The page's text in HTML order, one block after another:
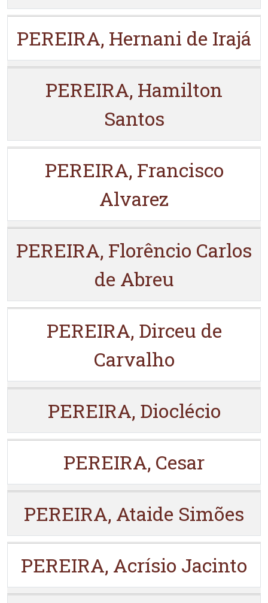
PEREIRA, Hernani de Irajá
PEREIRA, Hamilton
Santos
PEREIRA, Francisco
Alvarez
PEREIRA, Florêncio Carlos
de Abreu
PEREIRA, Dirceu de
Carvalho
PEREIRA, Dioclécio
PEREIRA, Cesar
PEREIRA, Ataide Simões
PEREIRA, Acrísio Jacinto